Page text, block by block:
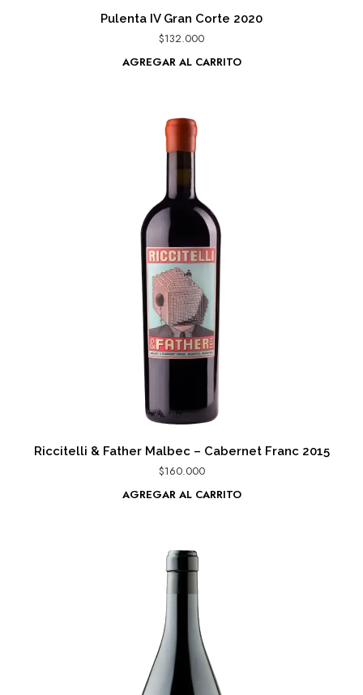
Pulenta IV Gran Corte 2020
$132.000
AGREGAR AL CARRITO
Riccitelli & Father Malbec – Cabernet Franc 2015
$160.000
AGREGAR AL CARRITO